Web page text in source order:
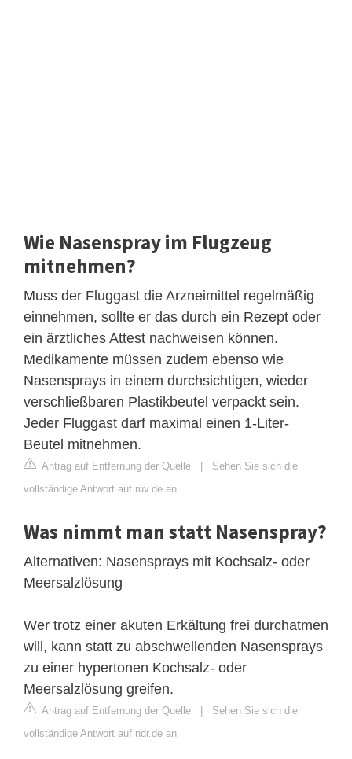
Wie Nasenspray im Flugzeug
mitnehmen?
Muss der Fluggast die Arzneimittel regelmäßig
einnehmen, sollte er das durch ein Rezept oder
ein ärztliches Attest nachweisen können.
Medikamente müssen zudem ebenso wie
Nasensprays in einem durchsichtigen, wieder
verschließbaren Plastikbeutel verpackt sein.
Jeder Fluggast darf maximal einen 1-Liter-
Beutel mitnehmen.
Antrag auf Entfernung der Quelle | Sehen Sie sich die
vollständige Antwort auf ruv.de an
Was nimmt man statt Nasenspray?
Alternativen: Nasensprays mit Kochsalz- oder
Meersalzlösung
Wer trotz einer akuten Erkältung frei durchatmen
will, kann statt zu abschwellenden Nasensprays
zu einer hypertonen Kochsalz- oder
Meersalzlösung greifen.
Antrag auf Entfernung der Quelle | Sehen Sie sich die
vollständige Antwort auf ndr.de an